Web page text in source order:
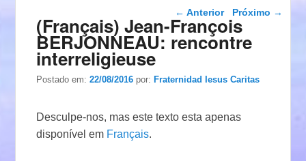
Navegação das
postagens
← Anterior Próximo →
(Français) Jean-François
BERJONNEAU: rencontre
interreligieuse
Postado em:22/08/2016 por:Fraternidad Iesus Caritas
Desculpe-nos, mas este texto esta apenas
disponível em Français.